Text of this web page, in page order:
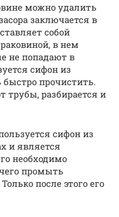
можно удалить
заключается в
собой
в нем
не попадают в
сифон из
быстро прочистить.
трубы, разбирается и
сифон из
и является
необходимо
промыть
после этого его